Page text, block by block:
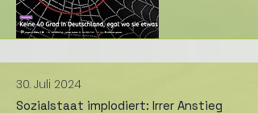
30. Juli 2024
Sozialstaat implodiert: Irrer Anstieg